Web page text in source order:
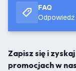
FAQ
Zapisz się i zyskaj informacje o nowościach i
promocjach w